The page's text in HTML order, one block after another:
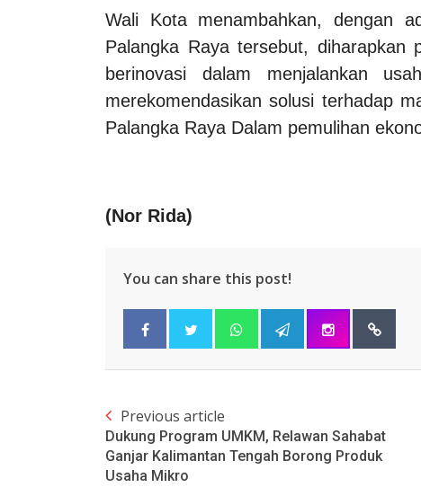
Wali Kota menambahkan, dengan
Palangka Raya tersebut, diharapkan
berinovasi dalam menjalankan
merekomendasikan solusi terhadap
Palangka Raya Dalam pemulihan
(Nor Rida)
You can share this post!
Previous article
Dukung Program UMKM, Relawan Sahabat
Ganjar Kalimantan Tengah Borong Produk
Usaha Mikro